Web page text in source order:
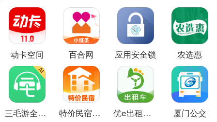
动卡空间 百合网 应用安全锁 农选惠
三毛游全球景点讲解语音导游 特价民宿预订 优e出租司机 厦门公交